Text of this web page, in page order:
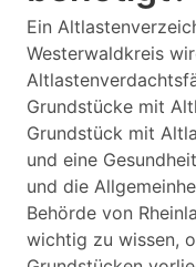
Ein
Westerwaldkreis
Grundstücke mit
Grundstück mit
und eine
und die
Behörde von
wichtig zu wissen,